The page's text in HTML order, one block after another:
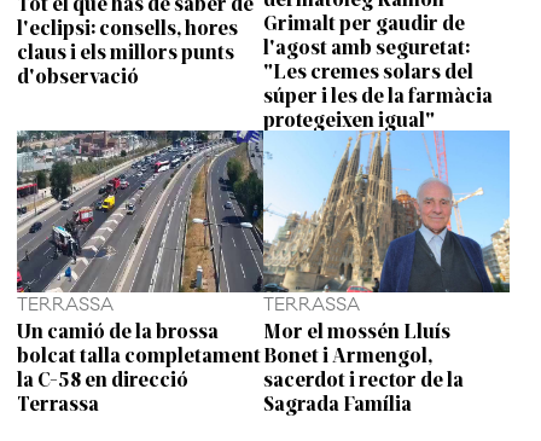
l'eclipsi: consells, hores
claus i els millors punts
d'observació
Grimalt per gaudir de
l'agost amb seguretat:
"Les cremes solars del
súper i les de la farmàcia
protegeixen igual"
TERRASSA
Un camió de la brossa
bolcat talla completament
la C-58 en direcció
Terrassa
TERRASSA
Mor el mossén Lluís
Bonet i Armengol,
sacerdot i rector de la
Sagrada Família